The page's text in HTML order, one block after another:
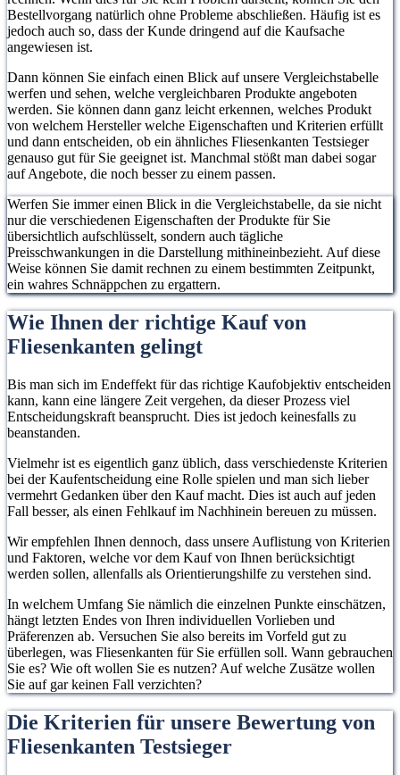
Bestellvorgang natürlich ohne Probleme abschließen. Häufig ist es
jedoch auch so, dass der Kunde dringend auf die Kaufsache
angewiesen ist.
Dann können Sie einfach einen Blick auf unsere Vergleichstabelle
werfen und sehen, welche vergleichbaren Produkte angeboten
werden. Sie können dann ganz leicht erkennen, welches Produkt
von welchem Hersteller welche Eigenschaften und Kriterien erfüllt
und dann entscheiden, ob ein ähnliches Fliesenkanten Testsieger
genauso gut für Sie geeignet ist. Manchmal stößt man dabei sogar
auf Angebote, die noch besser zu einem passen.
Werfen Sie immer einen Blick in die Vergleichstabelle, da sie nicht
nur die verschiedenen Eigenschaften der Produkte für Sie
übersichtlich aufschlüsselt, sondern auch tägliche
Preisschwankungen in die Darstellung mithineinbezieht. Auf diese
Weise können Sie damit rechnen zu einem bestimmten Zeitpunkt,
ein wahres Schnäppchen zu ergattern.
Wie Ihnen der richtige Kauf von
Fliesenkanten gelingt
Bis man sich im Endeffekt für das richtige Kaufobjektiv entscheiden
kann, kann eine längere Zeit vergehen, da dieser Prozess viel
Entscheidungskraft beansprucht. Dies ist jedoch keinesfalls zu
beanstanden.
Vielmehr ist es eigentlich ganz üblich, dass verschiedenste Kriterien
bei der Kaufentscheidung eine Rolle spielen und man sich lieber
vermehrt Gedanken über den Kauf macht. Dies ist auch auf jeden
Fall besser, als einen Fehlkauf im Nachhinein bereuen zu müssen.
Wir empfehlen Ihnen dennoch, dass unsere Auflistung von Kriterien
und Faktoren, welche vor dem Kauf von Ihnen berücksichtigt
werden sollen, allenfalls als Orientierungshilfe zu verstehen sind.
In welchem Umfang Sie nämlich die einzelnen Punkte einschätzen,
hängt letzten Endes von Ihren individuellen Vorlieben und
Präferenzen ab. Versuchen Sie also bereits im Vorfeld gut zu
überlegen, was Fliesenkanten für Sie erfüllen soll. Wann gebrauchen
Sie es? Wie oft wollen Sie es nutzen? Auf welche Zusätze wollen
Sie auf gar keinen Fall verzichten?
Die Kriterien für unsere Bewertung von
Fliesenkanten Testsieger